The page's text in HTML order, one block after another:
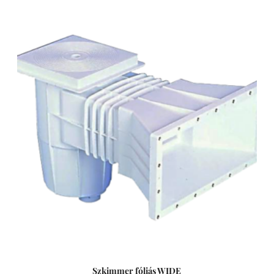
Műszaki adatok: - Csatlakozás: D50 mm / 6/4” - Túlfolyó
csatlakozás: D40 mm - Porszívó tányér - XL Szkimmer =
Normál szájnyílású szkimmer + 10 cm-es hosszított nyak -
Ajánlott teljesítmény: 5 - 7 m3/h Szkimmer A szkimmer
feladata a víz elszívása mellett a lebegő szennyeződések
(pl. falevelek, rovarok, stb.) kiszűrése a medencéből. A
szkimmer szűrőkosara gyűjti össze ezeket a
szennyeződéseket, emiatt érdemes azt hetente ellenőrizni.
Az optimális működés érdekében a medence vízszintjét a
szkimmer nyílás közepére állítsuk be. A szkimmer kosarába
helyezhetünk lassan oldódó vegyszereket, mint például
klór- vagy pelyhesítő tablettáka, így elkerülve az úszó
vegyszeradagoló használatát. A legtöbb szkimmer
kialakítása lehetővé teszi a medence porszívózását is. ABS
Szkimmer fóliás WIDE